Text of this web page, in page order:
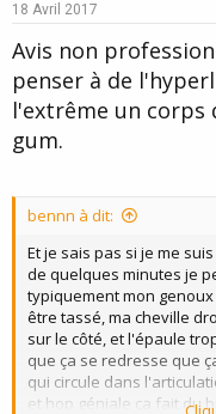
18 Avril 2017
Avis non
penser à de
l'extrême un corps
gum.
bennn à dit:
Et je sais pas si je me
de quelques minutes je
typiquement mon
être tassé, ma cheville
sur le côté, et l'épaule
que ça se redresse que
qui circule dans
et hop géniale ça fait du